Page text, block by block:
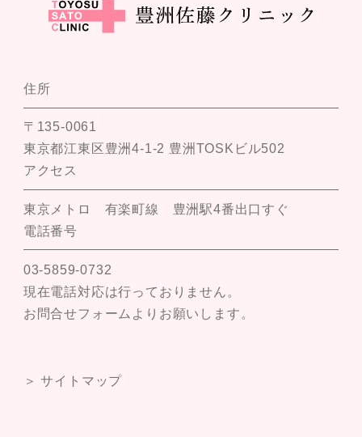
住所
〒135-0061
東京都江東区豊洲4-1-2 豊洲TOSKビル502
アクセス
東京メトロ 有楽町線 豊洲駅4番出口すぐ
電話番号
03-5859-0732
現在電話対応は行っておりません。
お問合せフォームよりお願いします。
＞ サイトマップ